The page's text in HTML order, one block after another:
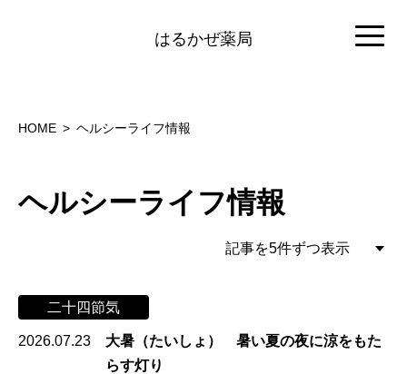
はるかぜ薬局
HOME ヘルシーライフ情報
ヘルシーライフ情報
二十四節気
2026.07.23
大暑（たいしょ） 暑い夏の夜に涼をもた
らす灯り